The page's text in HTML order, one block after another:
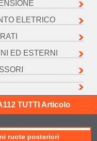
ELETRICO
ED ESTERNI
TUTTI Articolo
ruote posteriori